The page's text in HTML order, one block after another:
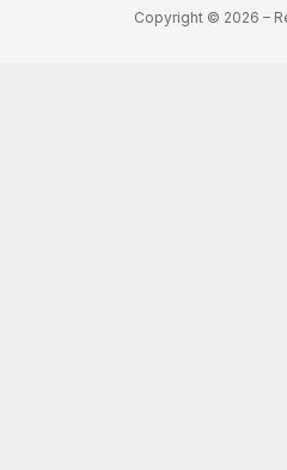
Copyright © 2026 –